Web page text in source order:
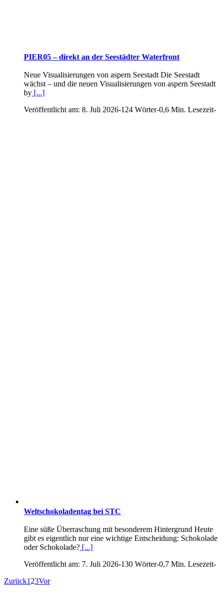
PIER05 – direkt an der Seestädter Waterfront
Neue Visualisierungen von aspern Seestadt Die Seestadt
wächst – und die neuen Visualisierungen von aspern Seestadt
by [...]
Veröffentlicht am: 8. Juli 2026-124 Wörter-0,6 Min. Lesezeit-
Weltschokoladentag bei STC
Eine süße Überraschung mit besonderem Hintergrund Heute
gibt es eigentlich nur eine wichtige Entscheidung: Schokolade
oder Schokolade? [...]
Veröffentlicht am: 7. Juli 2026-130 Wörter-0,7 Min. Lesezeit-
Zurück1 23Vor